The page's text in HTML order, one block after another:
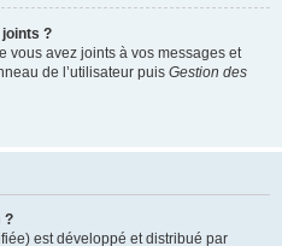
?
vous avez joints à vos messages et
de l’utilisateur puis Gestion des
?
est développé et distribué par